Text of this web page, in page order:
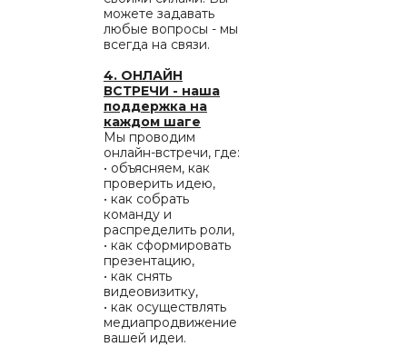
можете задавать
любые вопросы - мы
всегда на связи.
4. ОНЛАЙН
ВСТРЕЧИ - наша
поддержка на
каждом шаге
Мы проводим
онлайн-встречи, где:
• объясняем, как
проверить идею,
• как собрать
команду и
распределить роли,
• как сформировать
презентацию,
• как снять
видеовизитку,
• как осуществлять
медиапродвижение
вашей идеи.